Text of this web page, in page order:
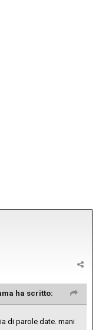
ha scritto:
di parole date. mani